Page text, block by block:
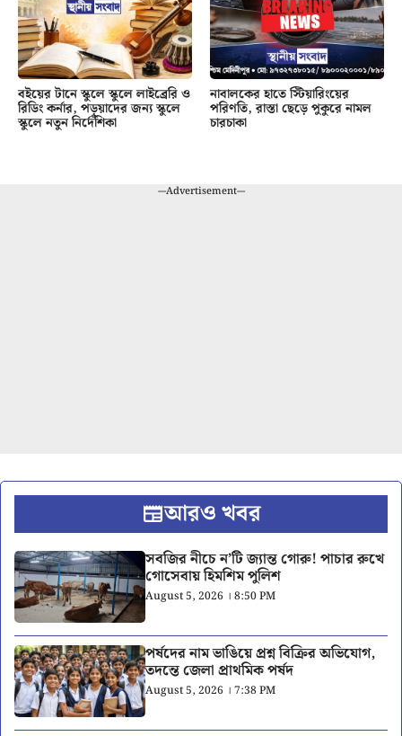
বইয়ের টানে স্কুলে স্কুলে লাইব্রেরি ও
রিডিং কর্নার, পড়ুয়াদের জন্য স্কুলে
স্কুলে নতুন নির্দেশিকা
নাবালকের হাতে স্টিয়ারিংয়ের
পরিণতি, রাস্তা ছেড়ে পুকুরে নামল
চারচাকা
---Advertisement---
আরও খবর
সবজির নীচে ন’টি জ্যান্ত গোরু! পাচার রুখে
গোসেবায় হিমশিম পুলিশ
August 5, 2026 । 8:50 PM
পর্ষদের নাম ভাঙিয়ে প্রশ্ন বিক্রির অভিযোগ,
তদন্তে জেলা প্রাথমিক পর্ষদ
August 5, 2026 । 7:38 PM